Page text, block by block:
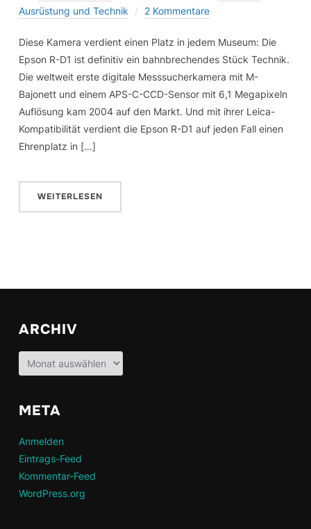
Ausrüstung und Technik
2 Kommentare
Diese Kamera verdient einen Platz in jedem Museum: Die
Epson R-D1 ist definitiv ein bahnbrechendes Stück Technik.
Die weltweit erste digitale Messsucherkamera mit M-
Bajonett und einem APS-C-CCD-Sensor mit 6,1 Megapixeln
Auflösung kam 2004 auf den Markt. Und mit ihrer Leica-
Kompatibilität verdient die Epson R-D1 auf jeden Fall einen
Ehrenplatz in […]
WEITERLESEN
ARCHIV
Archiv
META
Anmelden
Eintrags-Feed
Kommentar-Feed
WordPress.org